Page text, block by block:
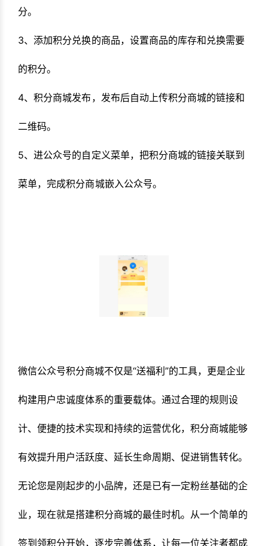
分。
3、添加积分兑换的商品，设置商品的库存和兑换需要
的积分。
4、积分商城发布，发布后自动上传积分商城的链接和
二维码。
5、进公众号的自定义菜单，把积分商城的链接关联到
菜单，完成积分商城嵌入公众号。
微信公众号积分商城不仅是“送福利”的工具，更是企业
构建用户忠诚度体系的重要载体。通过合理的规则设
计、便捷的技术实现和持续的运营优化，积分商城能够
有效提升用户活跃度、延长生命周期、促进销售转化。
无论您是刚起步的小品牌，还是已有一定粉丝基础的企
业，现在就是搭建积分商城的最佳时机。从一个简单的
签到领积分开始，逐步完善体系，让每一位关注者都成